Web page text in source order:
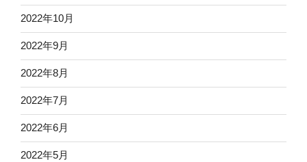
2022年10月
2022年9月
2022年8月
2022年7月
2022年6月
2022年5月